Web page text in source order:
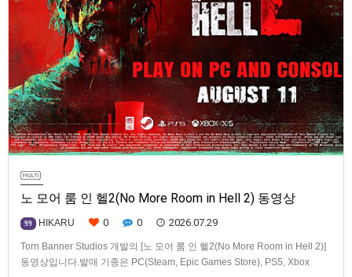
노 모어 룸 인 헬2(No More Room in Hell 2) 동영상
99 HIKARU 0 0 2026.07.29
Torn Banner Studios 개발의 [노 모어 룸 인 헬2(No More Room in Hell 2)]
동영상입니다.발매 기종은 PC(Steam, Epic Games Store), PS5, Xbox